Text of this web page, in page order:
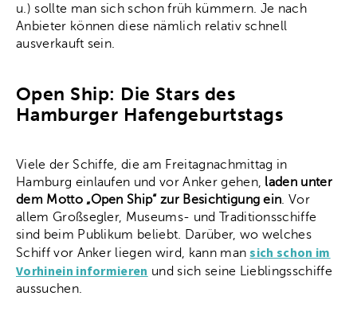
u.) sollte man sich schon früh kümmern. Je nach
Anbieter können diese nämlich relativ schnell
ausverkauft sein.
Open Ship: Die Stars des
Hamburger Hafengeburtstags
Viele der Schiffe, die am Freitagnachmittag in
Hamburg einlaufen und vor Anker gehen, laden unter
dem Motto „Open Ship“ zur Besichtigung ein. Vor
allem Großsegler, Museums- und Traditionsschiffe
sind beim Publikum beliebt. Darüber, wo welches
Schiff vor Anker liegen wird, kann mansich schon im
Vorhinein informieren und sich seine Lieblingsschiffe
aussuchen.